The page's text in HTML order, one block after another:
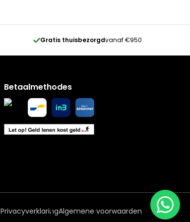
Gratis thuisbezorgdvanaf €950
Betaalmethodes
PrivacyverklaringAlgemene voorwaarden